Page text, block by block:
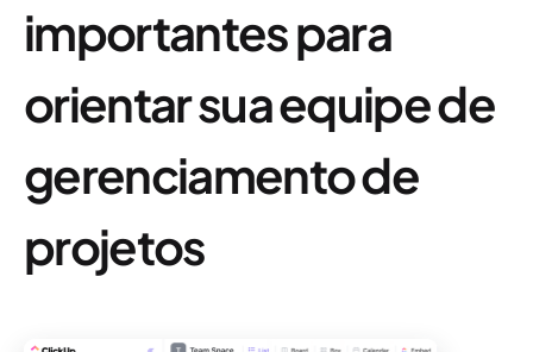
importantes para
orientar sua equipe de
gerenciamento de
projetos